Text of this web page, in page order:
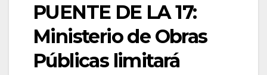
PUENTE DE LA 17:
Ministerio de Obras
Públicas limitará